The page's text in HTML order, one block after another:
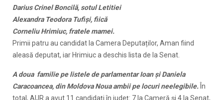
Darius Crinel Boncilă, sotul Letitiei
Alexandra Teodora Tufiși, fiică
Corneliu Hrimiuc, fratele mamei.
Primii patru au candidat la Camera Deputaților, Aman fiind
aleasă deputat, iar Hrimiuc a deschis lista de la Senat.
A doua familie pe listele de parlamentar Ioan și Daniela
Caracoancea, din Moldova Noua ambii pe locuri neelegibile. În
total, AUR a avut 11 candidați în județ: 7 la Cameră și 4 la Senat,